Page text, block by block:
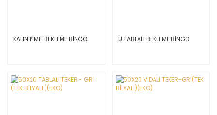
KALIN PİMLİ BEKLEME BİNGO U TABLALI BEKLEME BİNGO